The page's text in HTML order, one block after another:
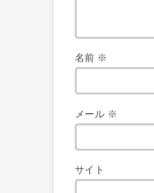
名前 ※
メール ※
サイト